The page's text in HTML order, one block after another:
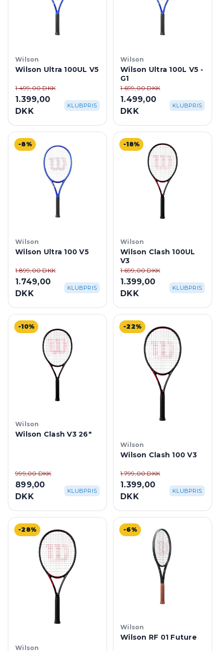
Wilson
Wilson Ultra 100UL V5
1.499,00 DKK
1.399,00
DKK
KLUBPRIS
Wilson
Wilson Ultra 100L V5 -
G1
1.699,00 DKK
1.499,00
DKK
KLUBPRIS
-8%
Wilson
Wilson Ultra 100 V5
1.899,00 DKK
1.749,00
DKK
KLUBPRIS
-18%
Wilson
Wilson Clash 100UL
V3
1.699,00 DKK
1.399,00
DKK
KLUBPRIS
-10%
Wilson
Wilson Clash V3 26"
999,00 DKK
899,00
DKK
KLUBPRIS
-22%
Wilson
Wilson Clash 100 V3
1.799,00 DKK
1.399,00
DKK
KLUBPRIS
-28%
Wilson
-6%
Wilson
Wilson RF 01 Future